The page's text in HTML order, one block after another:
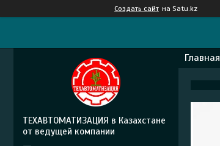
Создать сайт на Satu.kz
Главная
ТЕХАВТОМАТИЗАЦИЯ в Казахстане
от ведущей компании